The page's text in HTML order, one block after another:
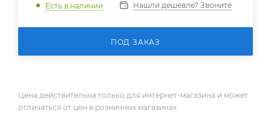
Есть в наличии Нашли дешевле? Звоните
ПОД ЗАКАЗ
Цена действительна только для интернет-магазина и может
отличаться от цен в розничных магазинах